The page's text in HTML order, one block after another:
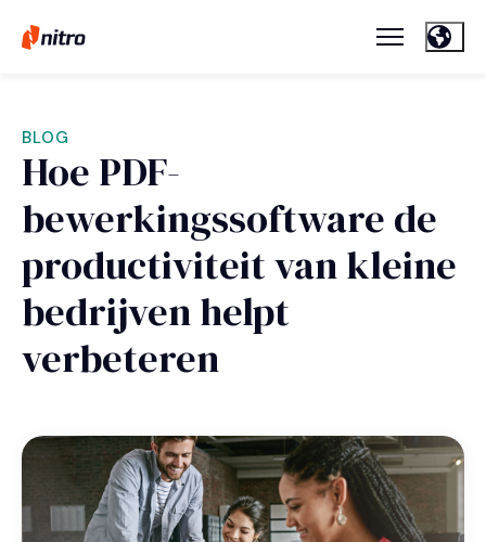
BLOG
Hoe PDF-
bewerkingssoftware de
productiviteit van kleine
bedrijven helpt
verbeteren